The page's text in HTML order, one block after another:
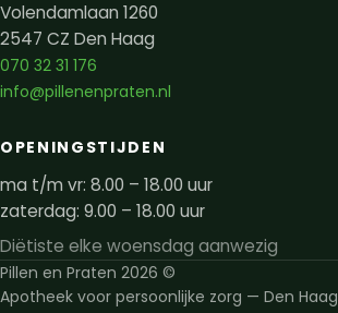
Volendamlaan 1260
2547 CZ Den Haag
070 32 31 176
info@pillenenpraten.nl
OPENINGSTIJDEN
ma t/m vr: 8.00 – 18.00 uur
zaterdag: 9.00 – 18.00 uur
Diëtiste elke woensdag aanwezig
Pillen en Praten 2026 ©
Apotheek voor persoonlijke zorg — Den Haag